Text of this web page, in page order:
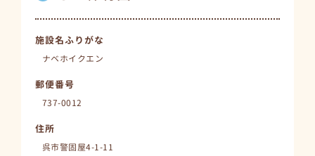
施設名ふりがな
ナベホイクエン
郵便番号
737-0012
住所
呉市警固屋4-1-11